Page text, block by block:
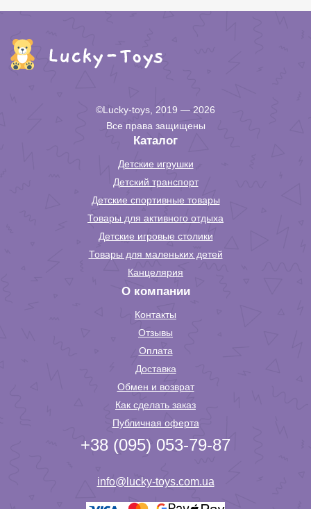
©Lucky-toys, 2019 — 2026
Все права защищены
Каталог
Детские игрушки
Детский транспорт
Детские спортивные товары
Товары для активного отдыха
Детские игровые столики
Товары для маленьких детей
Канцелярия
О компании
Контакты
Отзывы
Оплата
Доставка
Обмен и возврат
Как сделать заказ
Публичная оферта
+38 (095) 053-79-87
info@lucky-toys.com.ua